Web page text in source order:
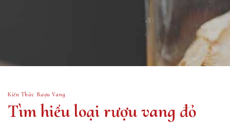
Kiến Thức Rượu Vang
Tìm hiểu loại rượu vang đỏ